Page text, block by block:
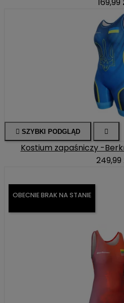
169,99
 SZYBKI PODGLĄD 
Kostium zapaśniczy -
249,99
OBECNIE BRAK NA STANIE